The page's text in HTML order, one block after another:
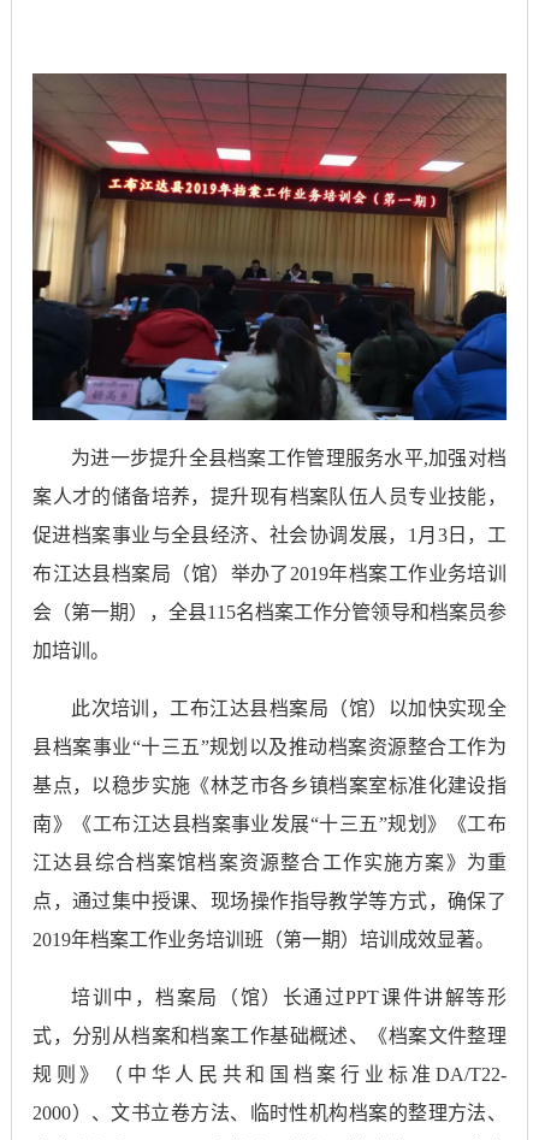
为进一步提升全县档案工作管理服务水平,加强对档
案人才的储备培养，提升现有档案队伍人员专业技能，
促进档案事业与全县经济、社会协调发展，1月3日，工
布江达县档案局（馆）举办了2019年档案工作业务培训
会（第一期），全县115名档案工作分管领导和档案员参
加培训。
此次培训，工布江达县档案局（馆）以加快实现全
县档案事业“十三五”规划以及推动档案资源整合工作为
基点，以稳步实施《林芝市各乡镇档案室标准化建设指
南》《工布江达县档案事业发展“十三五”规划》《工布
江达县综合档案馆档案资源整合工作实施方案》为重
点，通过集中授课、现场操作指导教学等方式，确保了
2019年档案工作业务培训班（第一期）培训成效显著。
培训中，档案局（馆）长通过PPT课件讲解等形
式，分别从档案和档案工作基础概述、《档案文件整理
规则》（中华人民共和国档案行业标准DA/T22-
2000）、文书立卷方法、临时性机构档案的整理方法、